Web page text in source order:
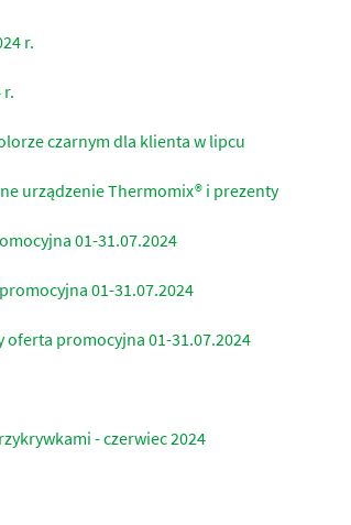
r.
czarnym dla klienta w lipcu
urządzenie Thermomix® i prezenty
01-31.07.2024
01-31.07.2024
promocyjna 01-31.07.2024
- czerwiec 2024